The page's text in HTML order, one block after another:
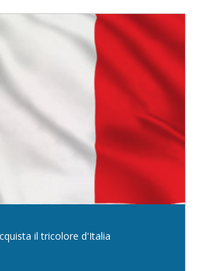
il tricolore d'Italia